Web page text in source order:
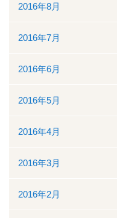
2016年8月
2016年7月
2016年6月
2016年5月
2016年4月
2016年3月
2016年2月